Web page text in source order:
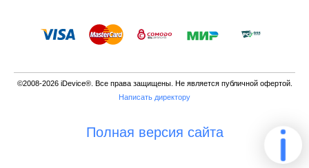
©2008-2026 iDevice®. Все права защищены. Не является публичной офертой.
Написать директору
Полная версия сайта